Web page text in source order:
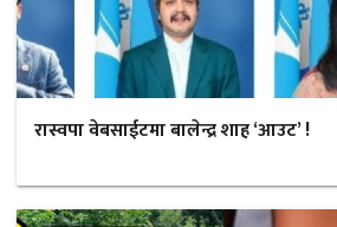
रास्वपा वेबसाईटमा बालेन्द्र शाह ‘आउट’ !